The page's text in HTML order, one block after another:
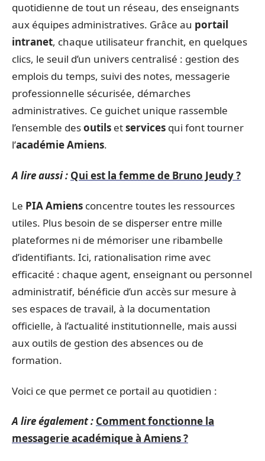
quotidienne de tout un réseau, des enseignants
aux équipes administratives. Grâce au portail
intranet, chaque utilisateur franchit, en quelques
clics, le seuil d’un univers centralisé : gestion des
emplois du temps, suivi des notes, messagerie
professionnelle sécurisée, démarches
administratives. Ce guichet unique rassemble
l’ensemble desoutils etservices qui font tourner
l’académie Amiens.
A lire aussi : Qui est la femme de Bruno Jeudy ?
Le PIA Amiens concentre toutes les ressources
utiles. Plus besoin de se disperser entre mille
plateformes ni de mémoriser une ribambelle
d’identifiants. Ici, rationalisation rime avec
efficacité : chaque agent, enseignant ou personnel
administratif, bénéficie d’un accès sur mesure à
ses espaces de travail, à la documentation
officielle, à l’actualité institutionnelle, mais aussi
aux outils de gestion des absences ou de
formation.
Voici ce que permet ce portail au quotidien :
A lire également : Comment fonctionne la
messagerie académique à Amiens ?